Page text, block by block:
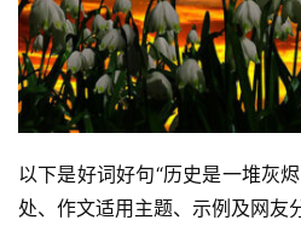
以下是好词好句“历史是一堆灰
处、作文适用主题、示例及网友